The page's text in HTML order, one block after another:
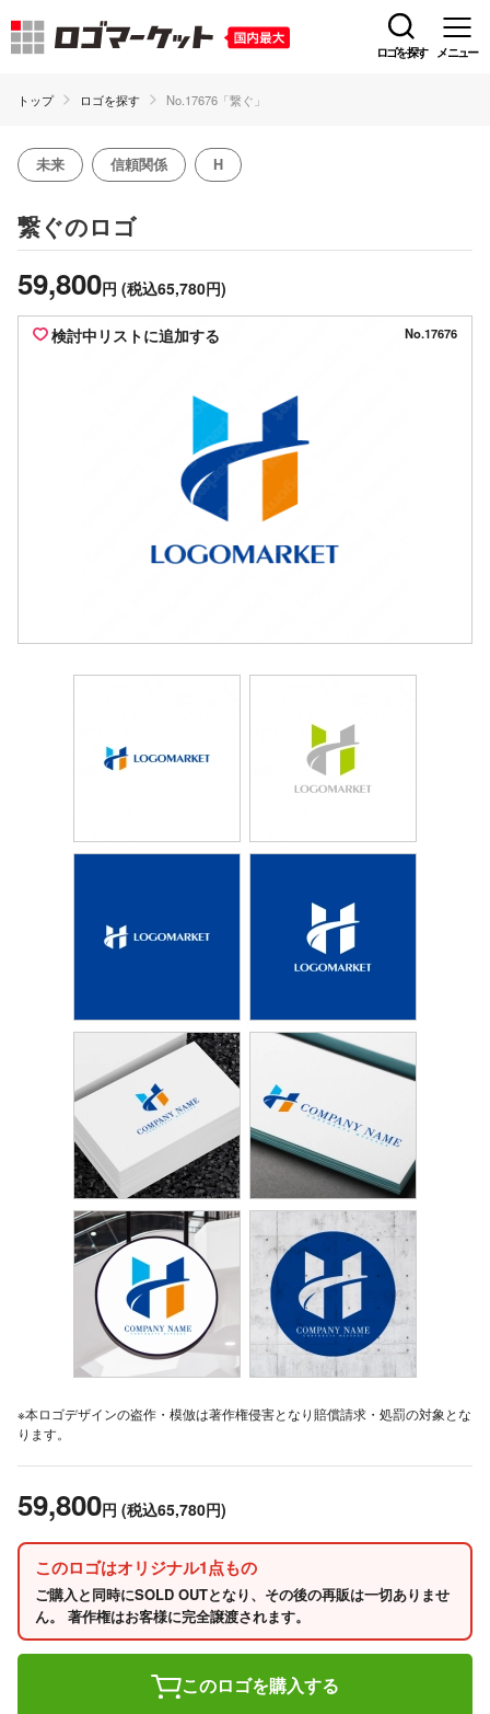
ロゴを探す メニュー
トップ ロゴを探す No.17676「繋ぐ」
未来 信頼関係 H
繋ぐのロゴ
59,800円 (税込65,780円)
検討中リストに追加する No.17676
※本ロゴデザインの盗作・模倣は著作権侵害となり賠償請求・処罰の対象とな
ります。
59,800円 (税込65,780円)
このロゴはオリジナル1点もの
ご購入と同時にSOLD OUTとなり、その後の再販は一切ありませ
ん。 著作権はお客様に完全譲渡されます。
このロゴを購入する